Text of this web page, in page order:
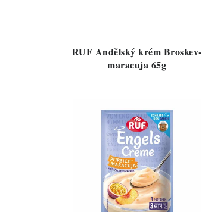
RUF Andělský krém Broskev-
maracuja 65g